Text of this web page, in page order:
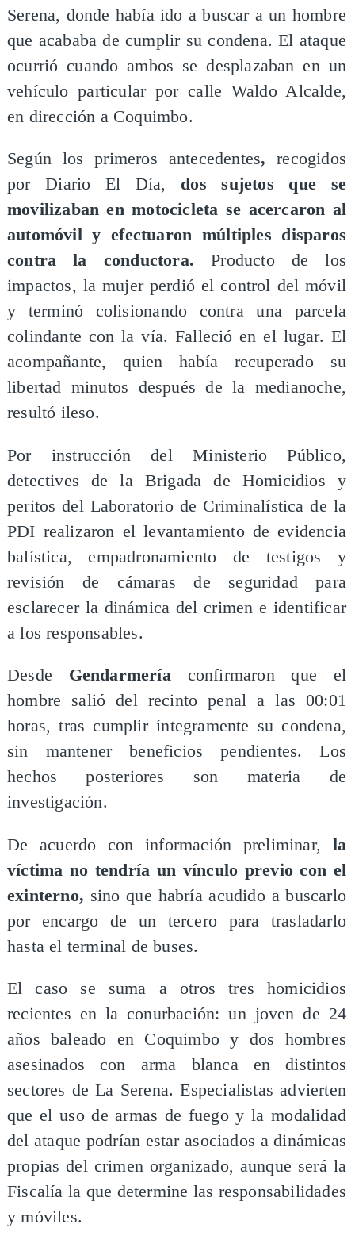
Serena, donde había ido a buscar a un hombre
que acababa de cumplir su condena. El ataque
ocurrió cuando ambos se desplazaban en un
vehículo particular por calle Waldo Alcalde,
en dirección a Coquimbo.
Según los primeros antecedentes,recogidos
por Diario El Día, dos sujetos que se
movilizaban en motocicleta se acercaron al
automóvil y efectuaron múltiples disparos
contra la conductora.Producto de los
impactos, la mujer perdió el control del móvil
y terminó colisionando contra una parcela
colindante con la vía. Falleció en el lugar. El
acompañante, quien había recuperado su
libertad minutos después de la medianoche,
resultó ileso.
Por instrucción del Ministerio Público,
detectives de la Brigada de Homicidios y
peritos del Laboratorio de Criminalística de la
PDI realizaron el levantamiento de evidencia
balística, empadronamiento de testigos y
revisión de cámaras de seguridad para
esclarecer la dinámica del crimen e identificar
a los responsables.
Desde Gendarmería confirmaron que el
hombre salió del recinto penal a las 00:01
horas, tras cumplir íntegramente su condena,
sin mantener beneficios pendientes. Los
hechos posteriores son materia de
investigación.
De acuerdo con información preliminar, la
víctima no tendría un vínculo previo con el
exinterno, sino que habría acudido a buscarlo
por encargo de un tercero para trasladarlo
hasta el terminal de buses.
El caso se suma a otros tres homicidios
recientes en la conurbación: un joven de 24
años baleado en Coquimbo y dos hombres
asesinados con arma blanca en distintos
sectores de La Serena. Especialistas advierten
que el uso de armas de fuego y la modalidad
del ataque podrían estar asociados a dinámicas
propias del crimen organizado, aunque será la
Fiscalía la que determine las responsabilidades
y móviles.